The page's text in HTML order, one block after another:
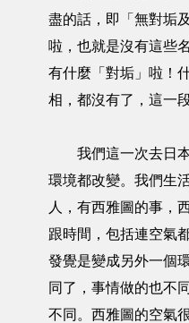
盡的話，即「無對垢
啦，也就是沒有這些
有什麼「對垢」啦！
相，都沒有了，這一
我們這一次去日本
環境都改變。我們生
人，有西雅圖的事，
跟時間，包括連空氣
發覺是變成另外一個
同了，事情做的也不
不同。西雅圖的空氣